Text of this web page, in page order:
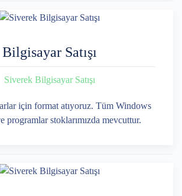
Bilgisayar Satışı
Siverek Bilgisayar Satışı
için format atıyoruz. Tüm Windows
programlar stoklarımızda mevcuttur.